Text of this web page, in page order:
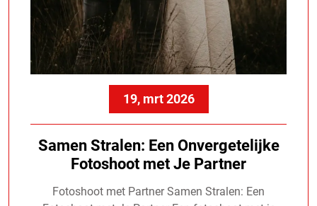
19, mrt 2026
Samen Stralen: Een Onvergetelijke
Fotoshoot met Je Partner
Fotoshoot met Partner Samen Stralen: Een